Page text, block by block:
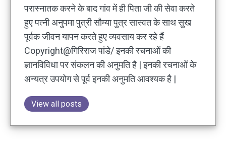
परास्नातक करने के बाद गांव में ही पिता जी की सेवा करते
हुए पत्नी अनुपमा पुत्री सौम्या पुत्र सास्वत के साथ सुख
पूर्वक जीवन यापन करते हुए व्यवसाय कर रहे हैं
Copyright@गिरिराज पांडे/ इनकी रचनाओं की
ज्ञानविविधा पर संकलन की अनुमति है | इनकी रचनाओं के
अन्यत्र उपयोग से पूर्व इनकी अनुमति आवश्यक है |
View all posts